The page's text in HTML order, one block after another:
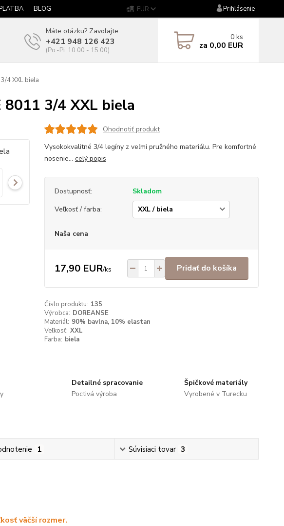
BLOG EUR Prihlásenie
Máte otázku? Zavolajte.
+421 948 126 423
(Po.-Pi. 10.00 - 15.00)
0 ks
za 0,00 EUR
4 XXL biela
8011 3/4 XXL biela
Ohodnotiť produkt
Vysokokvalitné 3/4 legíny z veľmi pružného materiálu. Pre komfortné
nosenie... celý popis
Dostupnosť:
Skladom
Veľkosť / farba:
Naša cena
17,90 EUR/ks Pridať do košíka
Číslo produktu: 135
Výrobca: DOREANSE
Materiál: 90% bavlna, 10% elastan
Veľkosť: XXL
Farba: biela
Detailné spracovanie
Poctivá výroba
Špičkové materiály
Vyrobené v Turecku
1 Súvisiaci tovar 3
väčší rozmer.